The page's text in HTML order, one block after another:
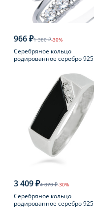
966 ₽1 380 ₽-30%
Серебряное кольцо
родированное серебро 925
3 409 ₽4 870 ₽-30%
Серебряное кольцо
родированное серебро 925